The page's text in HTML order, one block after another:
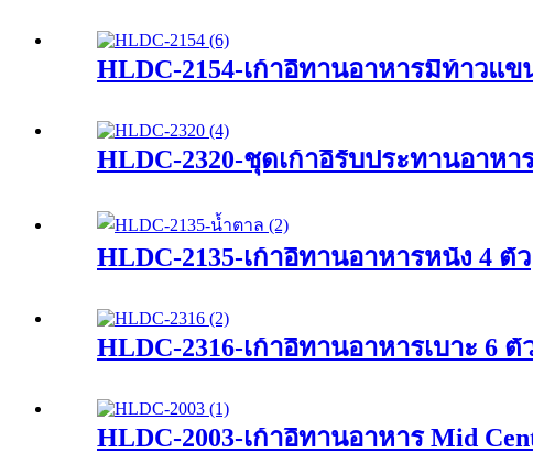
HLDC-2154-เก้าอี้ทานอาหารมีท้าวแ
HLDC-2320-ชุดเก้าอี้รับประทานอาหา
HLDC-2135-เก้าอี้ทานอาหารหนัง 4 ตัว
HLDC-2316-เก้าอี้ทานอาหารเบาะ 6 ตั
HLDC-2003-เก้าอี้ทานอาหาร Mid